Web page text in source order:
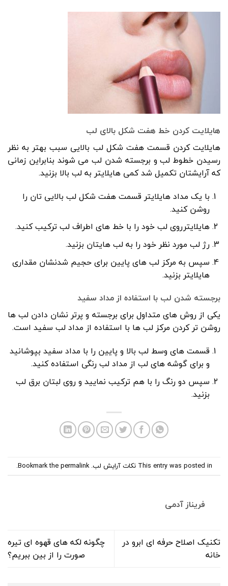
هایلایت کردن خط هفت شکل بالای لب
هایلایت کردن قسمت هفت شکل لب بالایی سبب بهتر به نظر
رسیدن خطوط لب و برجسته شدن لب می شوند بنابراین زمانی
که آرایشتان تکمیل شد کمی هایلایتر به لب بالا بزنید.
با یک مداد هایلایتر قسمت هفت شکل لب بالایی تان را
روشن کنید.
هایلایترروی لب خود را با خط های اطراف لب ترکیب کنید.
رژ لب مورد نظر خود را به لب هایتان بزنید.
سپس به مرکز لب های پایین برای حجیم شدنشان مقداری
هایلایتر بزنید.
برجسته شدن لب با استفاده از مداد سفید
یکی از روش های متداول برای برجسته و پرتر نشان دادن لب ها
روشن تر کردن مرکز لب ها با استفاده از مداد لب سفید است.
قسمت های وسط لب بالا و پایین را با مداد سفید بپوشانید
و برای گوشه های لب از مداد لب رنگی استفاده کنید.
سپس دو رنگ را با هم ترکیب نمایید و روی لبتان برق لب
بزنید.
This entry was posted in نکات آرایش لب. Bookmark the
permalink
.
فریناز آدمی
تکنیک اصلاح حرفه ای ابرو در
خانه
چگونه لکه های قهوه ای تیره
صورت را از بین ببریم؟